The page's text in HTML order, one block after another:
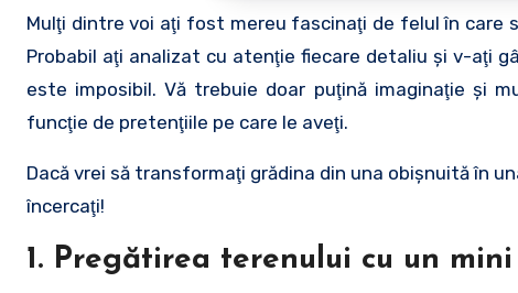
Mulţi dintre voi aţi fost mereu fascinaţi de felul în care
Probabil aţi analizat cu atenţie fiecare detaliu şi v-aţi
este imposibil. Vă trebuie doar puţină imaginaţie şi
funcţie de pretenţiile pe care le aveţi.
Dacă vrei să transformaţi grădina din una obişnuită în
încercaţi!
1. Pregătirea terenului cu un